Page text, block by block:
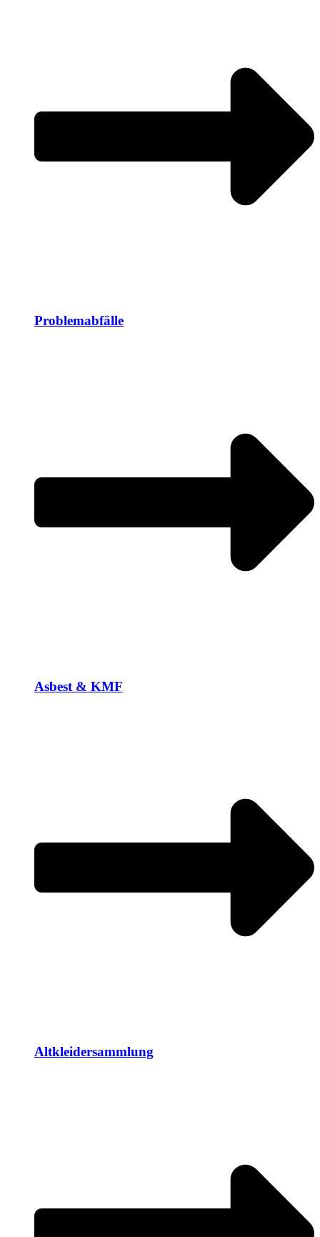
Problemabfälle
Asbest & KMF
Altkleidersammlung